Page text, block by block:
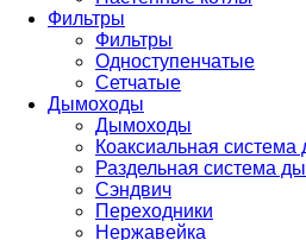
Фильтры
Фильтры
Одноступенчатые
Сетчатые
Дымоходы
Дымоходы
Коаксиальная
Раздельная система
Сэндвич
Переходники
Нержавейка